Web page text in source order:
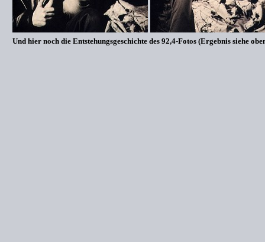
Und hier noch die Entstehungsgeschichte des 92,4-Fotos (Ergebnis siehe